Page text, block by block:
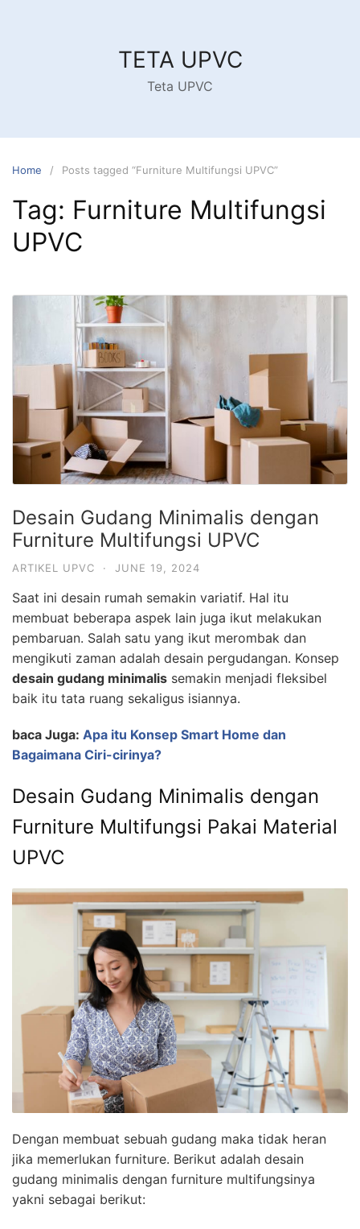
TETA UPVC
Teta UPVC
Home Posts tagged “Furniture Multifungsi UPVC”
Tag: Furniture Multifungsi
UPVC
Desain Gudang Minimalis dengan
Furniture Multifungsi UPVC
ARTIKEL UPVC · JUNE 19, 2024
Saat ini desain rumah semakin variatif. Hal itu
membuat beberapa aspek lain juga ikut melakukan
pembaruan. Salah satu yang ikut merombak dan
mengikuti zaman adalah desain pergudangan. Konsep
desain gudang minimalis semakin menjadi fleksibel
baik itu tata ruang sekaligus isiannya.
baca Juga: Apa itu Konsep Smart Home dan
Bagaimana Ciri-cirinya?
Desain Gudang Minimalis dengan
Furniture Multifungsi Pakai Material
UPVC
Dengan membuat sebuah gudang maka tidak heran
jika memerlukan furniture. Berikut adalah desain
gudang minimalis dengan furniture multifungsinya
yakni sebagai berikut: